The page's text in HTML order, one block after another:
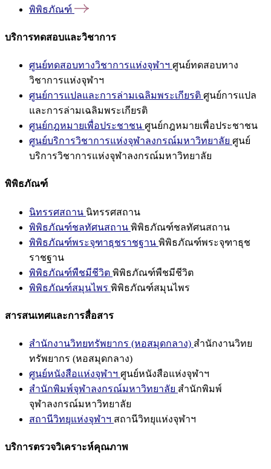
พิพิธภัณฑ์
บริการทดสอบและวิชาการ
ศูนย์ทดสอบทางวิชาการแห่งจุฬาฯ ศูนย์ทดสอบทาง
วิชาการแห่งจุฬาฯ
ศูนย์การแปลและการล่ามเฉลิมพระเกียรติ ศูนย์การแปล
และการล่ามเฉลิมพระเกียรติ
ศูนย์กฎหมายเพื่อประชาชน ศูนย์กฎหมายเพื่อประชาชน
ศูนย์บริการวิชาการแห่งจุฬาลงกรณ์มหาวิทยาลัย ศูนย์
บริการวิชาการแห่งจุฬาลงกรณ์มหาวิทยาลัย
พิพิธภัณฑ์
นิทรรศสถาน นิทรรศสถาน
พิพิธภัณฑ์ชลทัศนสถาน พิพิธภัณฑ์ชลทัศนสถาน
พิพิธภัณฑ์พระจุฑาธุชราชฐาน พิพิธภัณฑ์พระจุฑาธุช
ราชฐาน
พิพิธภัณฑ์พืชมีชีวิต พิพิธภัณฑ์พืชมีชีวิต
พิพิธภัณฑ์สมุนไพร พิพิธภัณฑ์สมุนไพร
สารสนเทศและการสื่อสาร
สำนักงานวิทยทรัพยากร (หอสมุดกลาง) สำนักงานวิทย
ทรัพยากร (หอสมุดกลาง)
ศูนย์หนังสือแห่งจุฬาฯ ศูนย์หนังสือแห่งจุฬาฯ
สำนักพิมพ์จุฬาลงกรณ์มหาวิทยาลัย สำนักพิมพ์
จุฬาลงกรณ์มหาวิทยาลัย
สถานีวิทยุแห่งจุฬาฯ สถานีวิทยุแห่งจุฬาฯ
บริการตรวจวิเคราะห์คุณภาพ